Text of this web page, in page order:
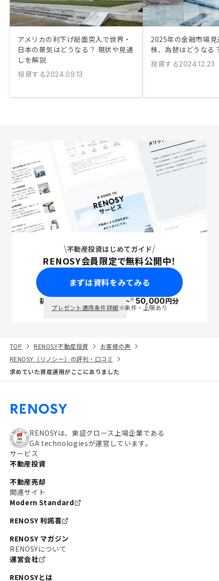
アメリカの利下げ局面突入で世界・
日本の景気はどうなる？ 現状や見通
しを解説
投資する2024.09.13
2025年の金融市場
株、為替はどうなる
投資する2024.12.23
不動産投資はじめてガイド
RENOSY会員限定で無料公開中！
まずは資料をみてみる
初回面談で ポイント※50,000円分
プレゼント適用条件詳細※条件・上限あり
TOP RENOSY不動産投資
お客様の声
RENOSY（リノシー）の評判・口コミ
求めていた資産運用がここにありました
RENOSYは、東証グロース上場企業である
GA technologiesが運営しています。
サービス
不動産投資
不動産売却
関連サイト
Modern Standard
RENOSY 利諾喜
RENOSY マガジン
RENOSYについて
運営会社
RENOSYとは